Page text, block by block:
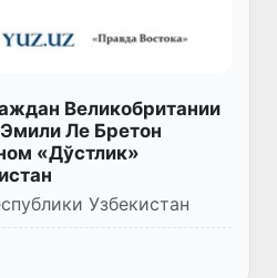
Великобритании
Ле Бретон
«Дўстлик»
Узбекистан